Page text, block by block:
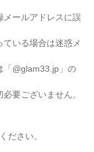
メールアドレスに誤
ている場合は迷惑メ
「@glam33.jp」の
要ございません。
ださい。